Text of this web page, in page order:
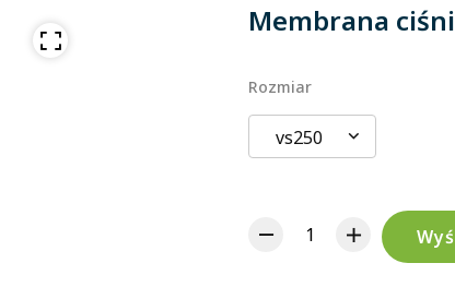
Membrana
Rozmiar
vs250